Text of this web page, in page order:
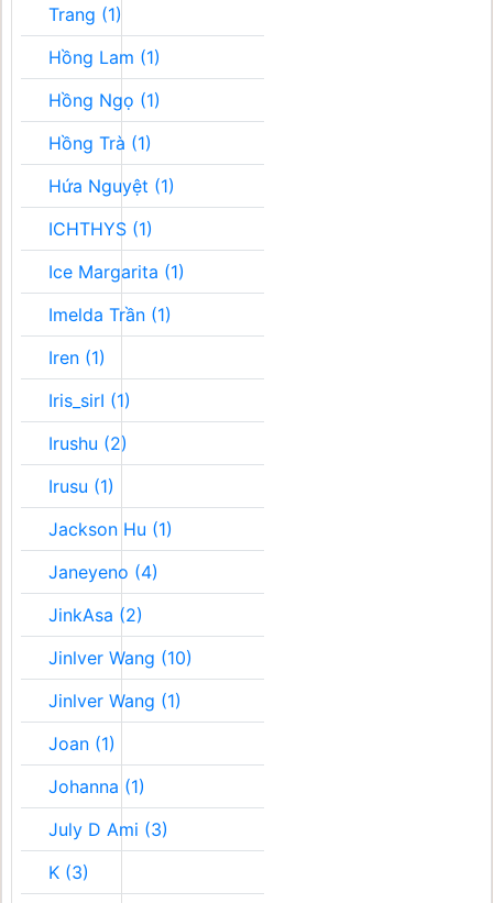
Trang (1)
Hồng Lam (1)
Hồng Ngọ (1)
Hồng Trà (1)
Hứa Nguyệt (1)
ICHTHYS (1)
Ice Margarita (1)
Imelda Trần (1)
Iren (1)
Iris_sirI (1)
Irushu (2)
Irusu (1)
Jackson Hu (1)
Janeyeno (4)
JinkAsa (2)
Jinlver Wang (10)
Jinlver Wang (1)
Joan (1)
Johanna (1)
July D Ami (3)
K (3)